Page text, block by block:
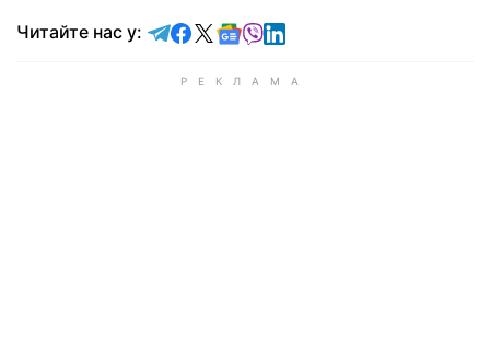
Читайте нас у: Читайте у Telegram
Читайте у Facebook
Читайте у X
Читайте у Google news
Читайте у Viber
Читайте у LinkedIn